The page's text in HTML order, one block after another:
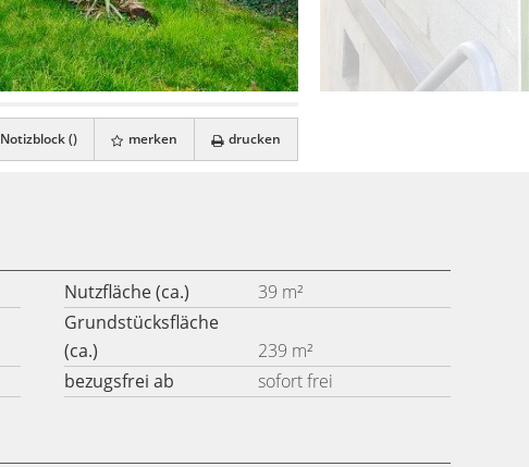
Notizblock () merken drucken
Nutzfläche (ca.) 39 m²
Grundstücksfläche
(ca.)
239 m²
bezugsfrei ab sofort frei